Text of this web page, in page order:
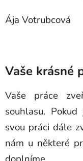
Ája Votrubcová
Vaše krásné
Vaše práce
souhlasu.
svou práci dále
nám u některé